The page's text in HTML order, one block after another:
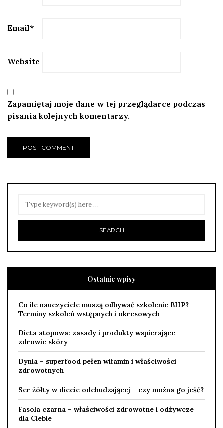
Email*
Website
Zapamiętaj moje dane w tej przeglądarce podczas
pisania kolejnych komentarzy.
Ostatnie wpisy
Co ile nauczyciele muszą odbywać szkolenie BHP?
Terminy szkoleń wstępnych i okresowych
Dieta atopowa: zasady i produkty wspierające
zdrowie skóry
Dynia – superfood pełen witamin i właściwości
zdrowotnych
Ser żółty w diecie odchudzającej – czy można go jeść?
Fasola czarna – właściwości zdrowotne i odżywcze
dla Ciebie